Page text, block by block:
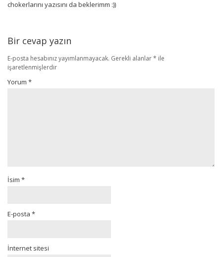
chokerlarını yazısını da beklerimm :))
Bir cevap yazın
E-posta hesabınız yayımlanmayacak. Gerekli alanlar* ile
işaretlenmişlerdir
Yorum *
İsim *
E-posta *
İnternet sitesi